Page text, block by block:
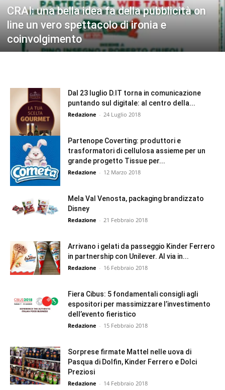
CRAI: una bella idea fa della pubblicità on
line un vero spettacolo di ironia e
coinvolgimento
Dal 23 luglio D.IT torna in comunicazione
puntando sul digitale: al centro della...
Redazione - 24 Luglio 2018
Partenope Coverting: produttori e
trasformatori di cellulosa assieme per un
grande progetto Tissue per...
Redazione - 12 Marzo 2018
Mela Val Venosta, packaging brandizzato
Disney
Redazione - 21 Febbraio 2018
Arrivano i gelati da passeggio Kinder Ferrero
in partnership con Unilever. Al via in...
Redazione - 16 Febbraio 2018
Fiera Cibus: 5 fondamentali consigli agli
espositori per massimizzare l’investimento
dell’evento fieristico
Redazione - 15 Febbraio 2018
Sorprese firmate Mattel nelle uova di
Pasqua di Dolfin, Kinder Ferrero e Dolci
Preziosi
Redazione - 14 Febbraio 2018